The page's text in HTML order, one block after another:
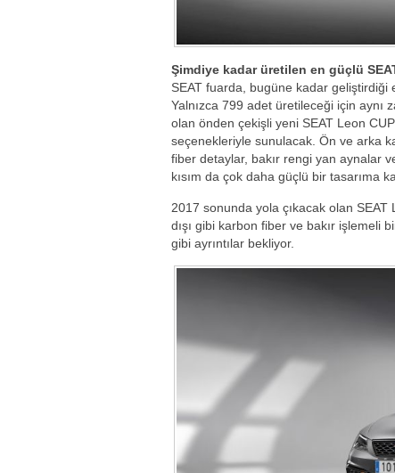
Şimdiye kadar üretilen en güçlü
SEAT fuarda, bugüne kadar geliştirdiği
Yalnızca 799 adet üretileceği için aynı
olan önden çekişli yeni SEAT Leon
seçenekleriyle sunulacak. Ön ve arka
fiber detaylar, bakır rengi yan aynalar
kısım da çok daha güçlü bir tasarıma
2017 sonunda yola çıkacak olan
dışı gibi karbon fiber ve bakır işlemeli
gibi ayrıntılar bekliyor.